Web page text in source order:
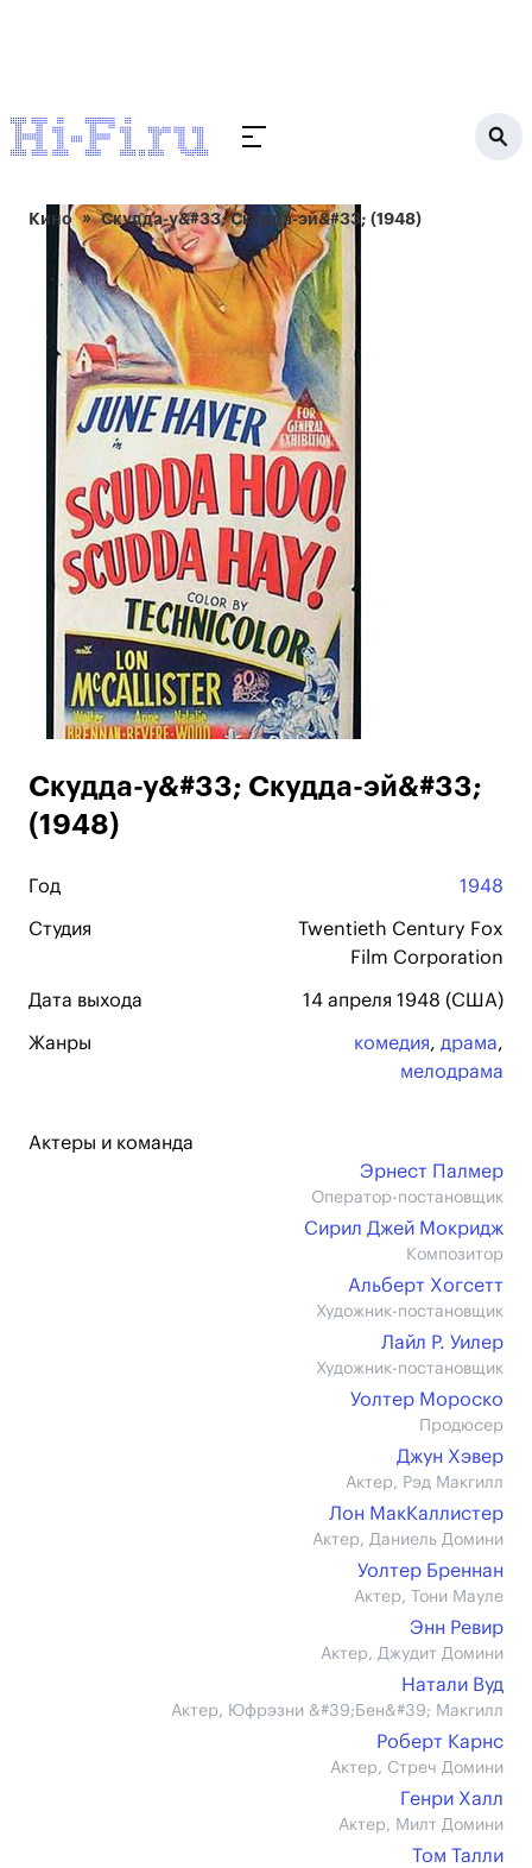
Кино Скудда-у&#33; Скудда-эй&#33; (1948)
Скудда-у&#33; Скудда-эй&#33;
(1948)
Год 1948
Студия
Twentieth Century Fox
Film Corporation
Дата выхода 14 апреля 1948 (США)
Жанры комедия, драма,
мелодрама
Актеры и команда
Эрнест Палмер
Оператор-постановщик
Сирил Джей Мокридж
Композитор
Альберт Хогсетт
Художник-постановщик
Лайл Р. Уилер
Художник-постановщик
Уолтер Мороско
Продюсер
Джун Хэвер
Актер, Рэд Макгилл
Лон МакКаллистер
Актер, Даниель Домини
Уолтер Бреннан
Актер, Тони Мауле
Энн Ревир
Актер, Джудит Домини
Натали Вуд
Актер, Юфрэзни &#39;Бен&#39; Макгилл
Роберт Карнс
Актер, Стреч Домини
Генри Халл
Актер, Милт Домини
Том Талли